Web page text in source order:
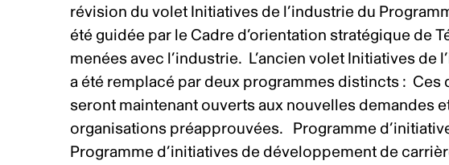
révision du volet Initiatives de l’industrie du
été guidée par le Cadre d’orientation stratégique de
menées avec l’industrie. L’ancien volet Initiatives
a été remplacé par deux programmes distincts : Ces
seront maintenant ouverts aux nouvelles demandes
organisations préapprouvées. Programme
Programme d’initiatives de développement de